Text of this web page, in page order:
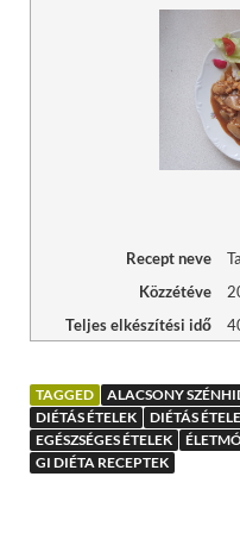
Recept neve
Közzétéve
Teljes elkészítési idő
TAGGED
ALACSONY
DIÉTÁS ÉTELEK
DIÉTÁS
EGÉSZSÉGES ÉTELEK
GI DIÉTA RECEPTEK